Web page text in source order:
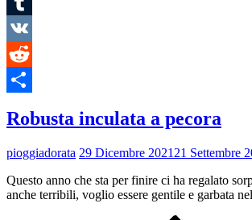
Tumblr
VK
Reddit
Robusta inculata a pecora
pioggiadorata 29 Dicembre 2021 21 Settembre
Questo anno che sta per finire ci ha regalato
anche terribili, voglio essere gentile e garbata nel